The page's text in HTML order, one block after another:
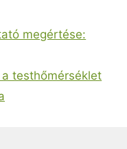
megértése:
testhőmérséklet